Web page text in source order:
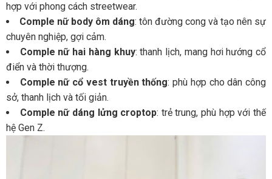
hợp với phong cách streetwear.
Comple nữ body ôm dáng: tôn đường cong và tạo nên sự
chuyên nghiệp, gợi cảm.
Comple nữ hai hàng khuy: thanh lịch, mang hơi hướng cổ
điển và thời thượng.
Comple nữ cổ vest truyền thống: phù hợp cho dân công
sở, thanh lịch và tối giản.
Comple nữ dáng lửng croptop: trẻ trung, phù hợp với thế
hệ Gen Z.